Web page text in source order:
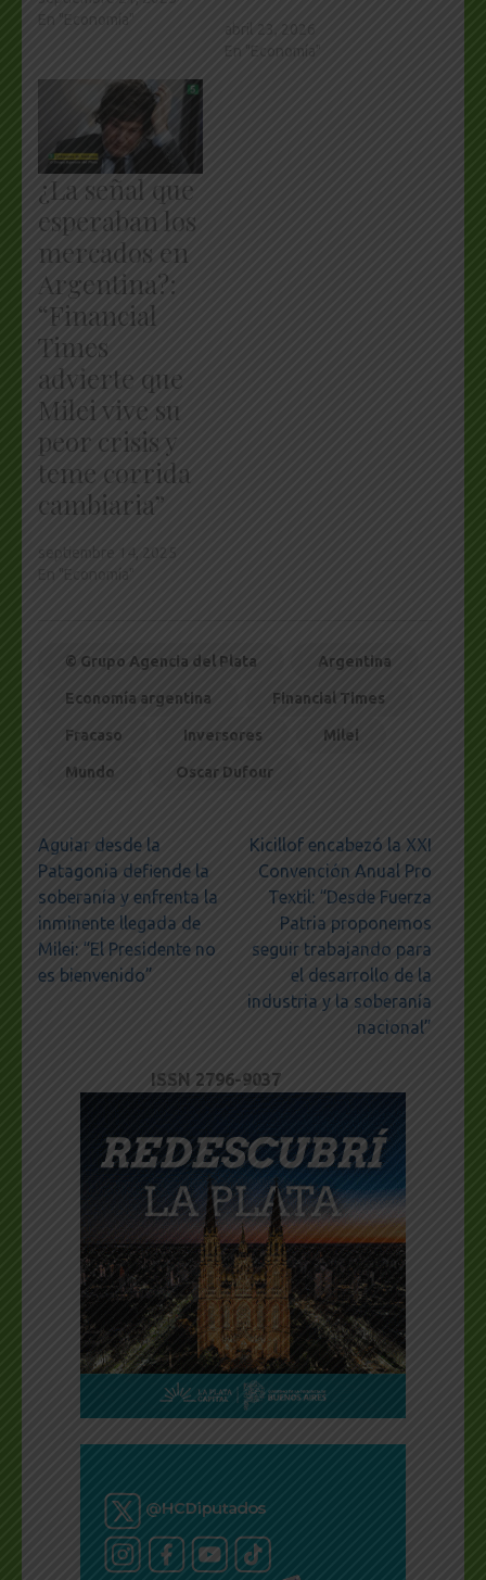
¿La señal que
esperaban los
mercados en
Argentina?:
“Financial
Times
advierte que
Milei vive su
peor crisis y
teme corrida
cambiaria”
© Grupo Agencia del Plata Argentina
Economía argentina Financial Times
Fracaso Inversores Milei
Mundo Oscar Dufour
Navegación
de
entradas
Aguiar desde la
Patagonia defiende la
soberanía y enfrenta la
inminente llegada de
Milei: “El Presidente no
es bienvenido”
Kicillof encabezó la XXI
Convención Anual Pro
Textil: “Desde Fuerza
Patria proponemos
seguir trabajando para
el desarrollo de la
industria y la soberanía
nacional”
ISSN 2796-9037